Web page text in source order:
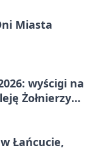
Miasta
wyścigi na
Żołnierzy
Łańcucie,